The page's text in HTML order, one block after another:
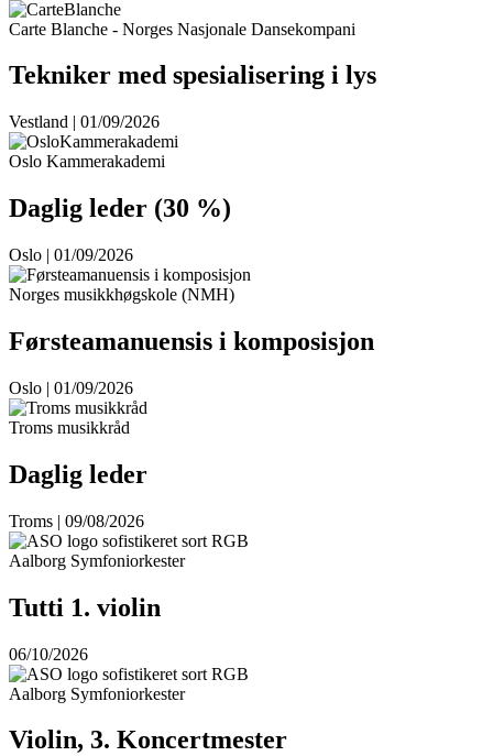
Carte Blanche - Norges Nasjonale Dansekompani
Tekniker med spesialisering i lys
Vestland | 01/09/2026
Oslo Kammerakademi
Daglig leder (30 %)
Oslo | 01/09/2026
Norges musikkhøgskole (NMH)
Førsteamanuensis i komposisjon
Oslo | 01/09/2026
Troms musikkråd
Daglig leder
Troms | 09/08/2026
Aalborg Symfoniorkester
Tutti 1. violin
06/10/2026
Aalborg Symfoniorkester
Violin, 3. Koncertmester